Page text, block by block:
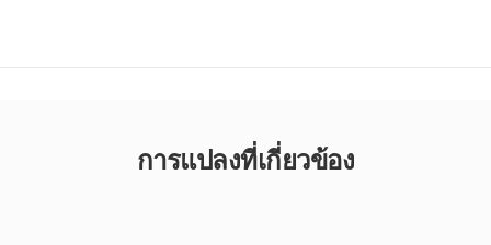
การแปลงที่เกี่ยวข้อง